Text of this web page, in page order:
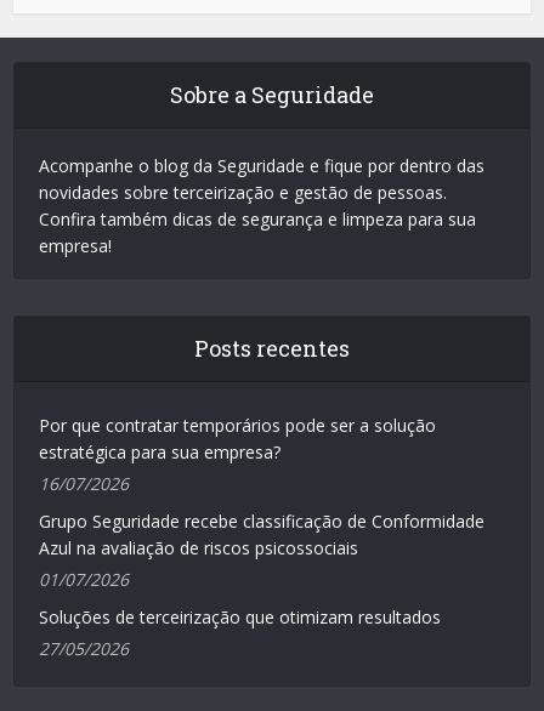
Sobre a Seguridade
Acompanhe o blog da Seguridade e fique por dentro das
novidades sobre terceirização e gestão de pessoas.
Confira também dicas de segurança e limpeza para sua
empresa!
Posts recentes
Por que contratar temporários pode ser a solução
estratégica para sua empresa?
16/07/2026
Grupo Seguridade recebe classificação de Conformidade
Azul na avaliação de riscos psicossociais
01/07/2026
Soluções de terceirização que otimizam resultados
27/05/2026